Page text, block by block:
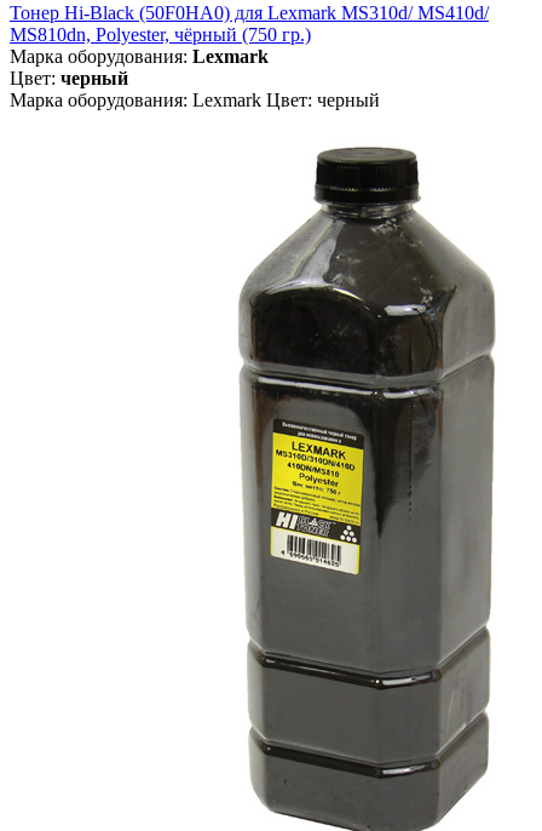
Тонер Hi-Black (50F0HA0) для Lexmark MS310d/ MS410d/
MS810dn, Polyester, чёрный (750 гр.)
Марка оборудования: Lexmark
Цвет: черный
Марка оборудования: Lexmark Цвет: черный